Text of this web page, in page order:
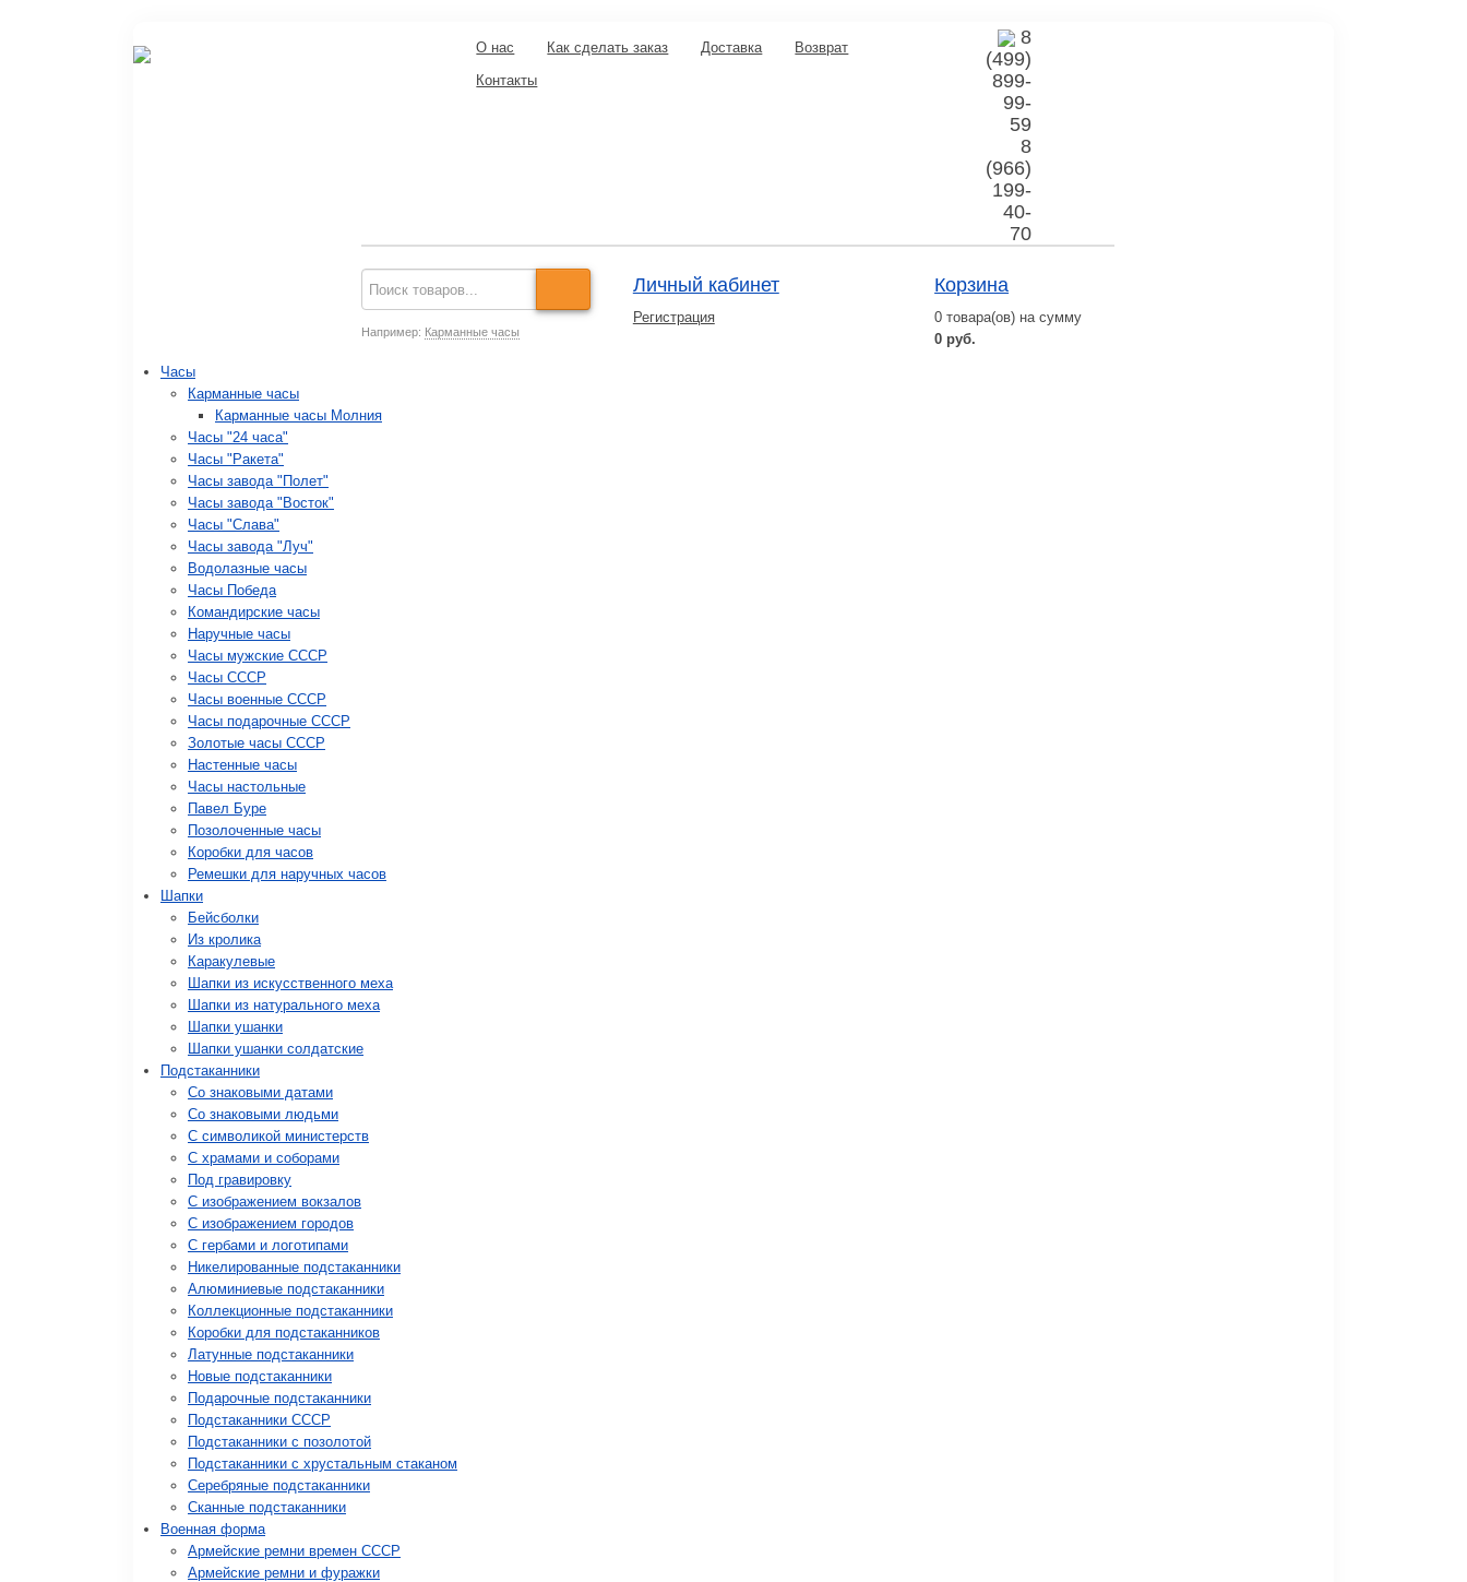
О нас Как сделать заказ Доставка
Возврат
Контакты
8
(499)
899-
99-
59
8
(966)
199-
40-
70
Например: Карманные часы
Личный кабинет
Регистрация
Корзина
0 товара(ов) на сумму
0 руб.
Часы
Карманные часы
Карманные часы Молния
Часы "24 часа"
Часы "Ракета"
Часы завода "Полет"
Часы завода "Восток"
Часы "Слава"
Часы завода "Луч"
Водолазные часы
Часы Победа
Командирские часы
Наручные часы
Часы мужские СССР
Часы СССР
Часы военные СССР
Часы подарочные СССР
Золотые часы СССР
Настенные часы
Часы настольные
Павел Буре
Позолоченные часы
Коробки для часов
Ремешки для наручных часов
Шапки
Бейсболки
Из кролика
Каракулевые
Шапки из искусственного меха
Шапки из натурального меха
Шапки ушанки
Шапки ушанки солдатские
Подстаканники
Со знаковыми датами
Cо знаковыми людьми
C символикой министерств
C храмами и соборами
Под гравировку
С изображением вокзалов
С изображением городов
С гербами и логотипами
Никелированные подстаканники
Алюминиевые подстаканники
Коллекционные подстаканники
Коробки для подстаканников
Латунные подстаканники
Новые подстаканники
Подарочные подстаканники
Подстаканники СССР
Подстаканники с позолотой
Подстаканники с хрустальным стаканом
Серебряные подстаканники
Сканные подстаканники
Военная форма
Армейские ремни времен СССР
Армейские ремни и фуражки